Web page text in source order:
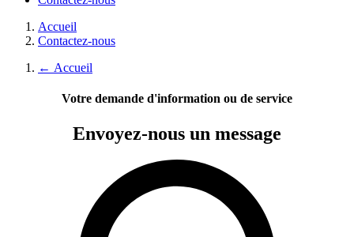
Accueil
Contactez-nous
← Accueil
Votre demande d'information ou de service
Envoyez-nous un message